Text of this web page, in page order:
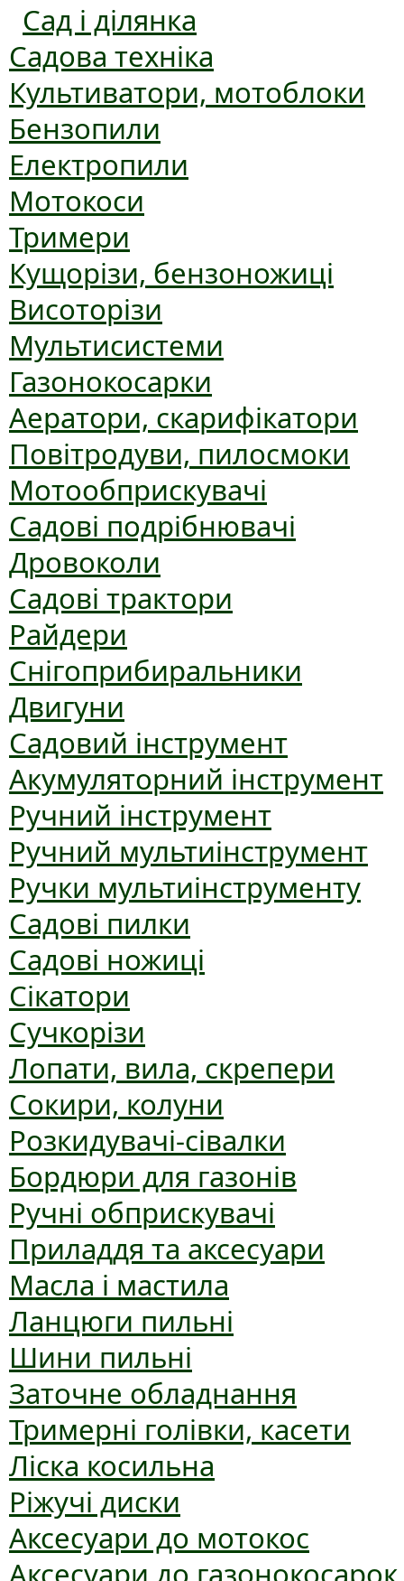
Сад і ділянка
Садова техніка
Культиватори, мотоблоки
Бензопили
Електропили
Мотокоси
Тримери
Кущорізи, бензоножиці
Висоторізи
Мультисистеми
Газонокосарки
Аератори, скарифікатори
Повітродуви, пилосмоки
Мотообприскувачі
Садові подрібнювачі
Дровоколи
Садові трактори
Райдери
Снігоприбиральники
Двигуни
Садовий інструмент
Акумуляторний інструмент
Ручний інструмент
Ручний мультиінструмент
Ручки мультиінструменту
Садові пилки
Садові ножиці
Сікатори
Сучкорізи
Лопати, вила, скрепери
Сокири, колуни
Розкидувачі-сівалки
Бордюри для газонів
Ручні обприскувачі
Приладдя та аксесуари
Масла і мастила
Ланцюги пильні
Шини пильні
Заточне обладнання
Тримерні голівки, касети
Ліска косильна
Ріжучі диски
Аксесуари до мотокос